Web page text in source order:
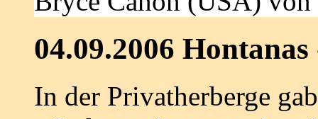
04.09.2006
In der Privatherberge